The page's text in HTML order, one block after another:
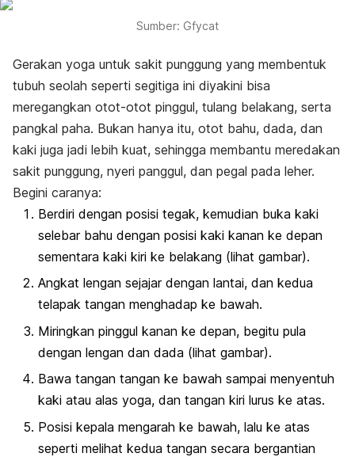
Sumber: Gfycat
Gerakan yoga untuk sakit punggung yang membentuk
tubuh seolah seperti segitiga ini diyakini bisa
meregangkan otot-otot pinggul, tulang belakang, serta
pangkal paha. Bukan hanya itu, otot bahu, dada, dan
kaki juga jadi lebih kuat, sehingga membantu meredakan
sakit punggung, nyeri panggul, dan pegal pada leher.
Begini caranya:
Berdiri dengan posisi tegak, kemudian buka kaki
selebar bahu dengan posisi kaki kanan ke depan
sementara kaki kiri ke belakang (lihat gambar).
Angkat lengan sejajar dengan lantai, dan kedua
telapak tangan menghadap ke bawah.
Miringkan pinggul kanan ke depan, begitu pula
dengan lengan dan dada (lihat gambar).
Bawa tangan tangan ke bawah sampai menyentuh
kaki atau alas yoga, dan tangan kiri lurus ke atas.
Posisi kepala mengarah ke bawah, lalu ke atas
seperti melihat kedua tangan secara bergantian